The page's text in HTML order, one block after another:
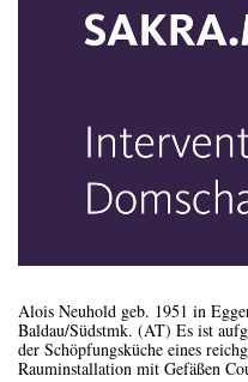
Alois Neuhold geb. 1951 in
Baldau/Südstmk. (AT) Es ist
der Schöpfungsküche eines
Rauminstallation mit Gefäßen